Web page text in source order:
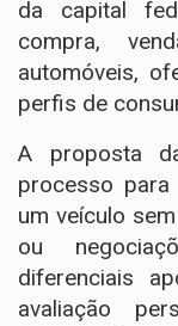
da capital
compra,
automóveis,
perfis de
A proposta
processo
um veículo
ou
diferenciais
avaliação